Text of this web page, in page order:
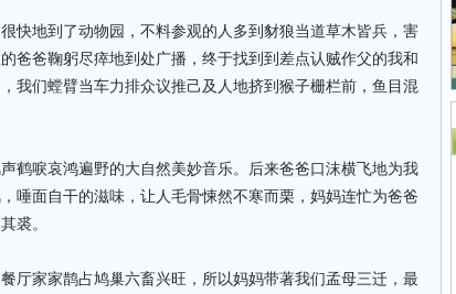
快地到了动物园，不料参观的人多到豺狼当道草木皆兵，害
爸爸鞠躬尽瘁地到处广播，终于找到到差点认贼作父的我和
我们螳臂当车力排众议推己及人地挤到猴子栅栏前，鱼目混
鹤唳哀鸿遍野的大自然美妙音乐。后来爸爸口沫横飞地为我
唾面自干的滋味，让人毛骨悚然不寒而栗，妈妈连忙为爸爸
裘。
厅家家鹊占鸠巢六畜兴旺，所以妈妈带著我们孟母三迁，最